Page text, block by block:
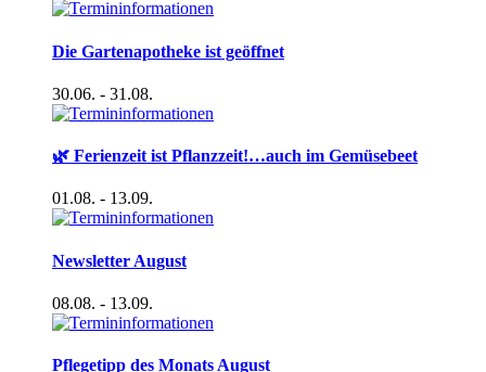
Die Gartenapotheke ist geöffnet
30.06. - 31.08.
🌿 Ferienzeit ist Pflanzzeit!…auch im Gemüsebeet
01.08. - 13.09.
Newsletter August
08.08. - 13.09.
Pflegetipp des Monats August